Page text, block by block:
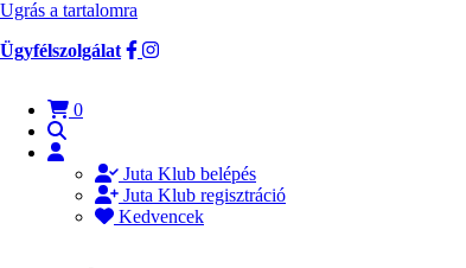
Ugrás a tartalomra
Ügyfélszolgálat
0
Juta Klub belépés
Juta Klub regisztráció
Kedvencek